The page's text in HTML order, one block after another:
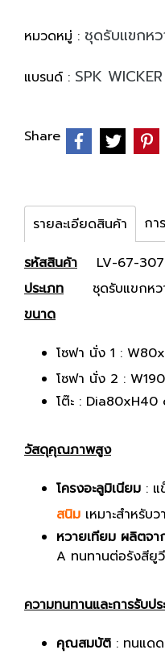
หมวดหมู่ : ชุดรับแขกหว
แบรนด์ : SPK WICKER
Share
รายละเอียดสินค้า กา
รหัสสินค้า LV-67-307
ประเภท ชุดรับแขกหว
ขนาด
โซฟา นั่ง 1 :
โซฟา นั่ง 2 :
โต๊ะ : Dia80xH40
วัสดุคุณภาพสูง
โครงอะลูมิเนียม : แ
สนิม เหมาะสำหรับ
หวายเทียม ผลิตจ
A ทนทานต่อรังสียูวี
ความทนทานและการรับป
คุณสมบัติ : ทนแด